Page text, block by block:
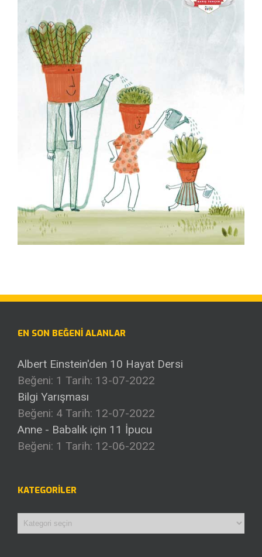
Albert Einstein'den 10 Hayat Dersi
Bilgi Yarışması
Anne - Babalık için 11 İpucu
Beğeni: 1 Tarih: 12-06-2022
KATEGORILER
Kategoriler
Arşivler